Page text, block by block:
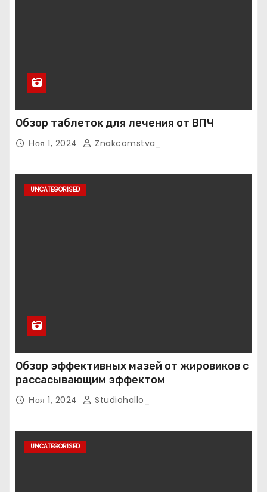
Обзор таблеток для лечения от ВПЧ
Ноя 1, 2024 Znakcomstva_
UNCATEGORISED
Обзор эффективных мазей от жировиков с
рассасывающим эффектом
Ноя 1, 2024 Studiohallo_
UNCATEGORISED